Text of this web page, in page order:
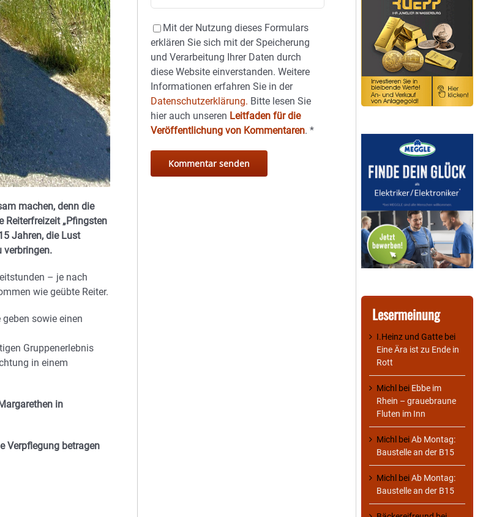
machen, denn die
Reiterfreizeit „Pfingsten
Jahren, die Lust
verbringen.
– je nach
wie geübte Reiter.
sowie einen
Gruppenerlebnis
in einem
in
Verpflegung betragen
Mit der Nutzung dieses Formulars
erklären Sie sich mit der Speicherung
und Verarbeitung Ihrer Daten durch
diese Website einverstanden. Weitere
Informationen erfahren Sie in der
Datenschutzerklärung. Bitte lesen Sie
hier auch unseren Leitfaden für die
Veröffentlichung von Kommentaren.*
Lesermeinung
I.Heinz und Gatte bei
Eine Ära ist zu Ende in
Rott
Michl bei Ebbe im
Rhein – grauebraune
Fluten im Inn
Michl beiAb Montag:
Baustelle an der B15
Michl beiAb Montag:
Baustelle an der B15